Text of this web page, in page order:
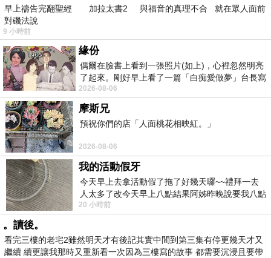
早上禱告完翻聖經 加拉太書2 與福音的真理不合 就在眾人面前
對磯法說
9 小時前
緣份
偶爾在臉書上看到一張照片(如上)，心裡忽然明亮
了起來。剛好早上看了一篇「白痴愛做夢」台長寫
的貼文，在回顧年輕時瘋狂愛上
2026-08-06
摩斯兄
預祝你們的店「人面桃花相映紅。」
2026-08-06
我的活動假牙
今天早上去拿活動假了拖了好幾天囉~~禮拜一去
人太多了改今天早上八點結果阿姊昨晚說要我八點
去西螺農會~回到莿桐都8點半多了
20 小時前
。讀後。
看完三樓的老宅2雖然明天才有後記其實中間到第三集有停更幾天才又
繼續 續更讓我那時又重新看一次因為三樓寫的故事 都需要沉浸且要帶